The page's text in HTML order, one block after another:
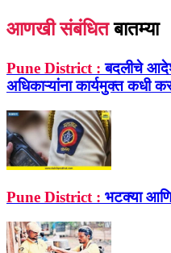
आणखी संबंधित बातम्या
Pune District : बदलीचे आदेश
अधिकाऱ्यांना कार्यमुक्त कधी
Pune District : भटक्या